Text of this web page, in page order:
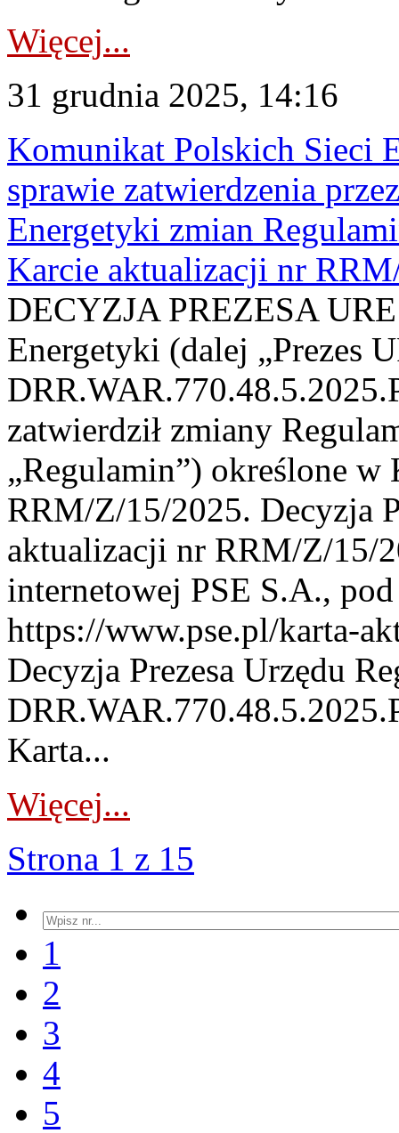
Więcej...
31 grudnia 2025, 14:16
Komunikat Polskich Sieci
sprawie zatwierdzenia
Energetyki zmian
Karcie aktualizacji nr
DECYZJA PREZESA
Energetyki (dalej „Prezes
zatwierdził zmiany
„Regulamin”) określone
RRM/Z/15/2025. Decyzja
aktualizacji nr RRM/Z/15/
internetowej PSE S.A., pod
https://www.pse.pl/karta-
Decyzja Prezesa Urzędu
Karta...
Więcej...
Strona 1 z 15
1
2
3
4
5